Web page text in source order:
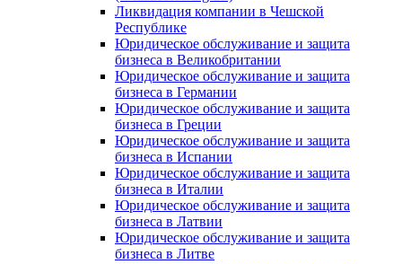
Ликвидация компании в Чешской
Республике
Юридическое обслуживание и защита
бизнеса в Великобритании
Юридическое обслуживание и защита
бизнеса в Германии
Юридическое обслуживание и защита
бизнеса в Греции
Юридическое обслуживание и защита
бизнеса в Испании
Юридическое обслуживание и защита
бизнеса в Италии
Юридическое обслуживание и защита
бизнеса в Латвии
Юридическое обслуживание и защита
бизнеса в Литве